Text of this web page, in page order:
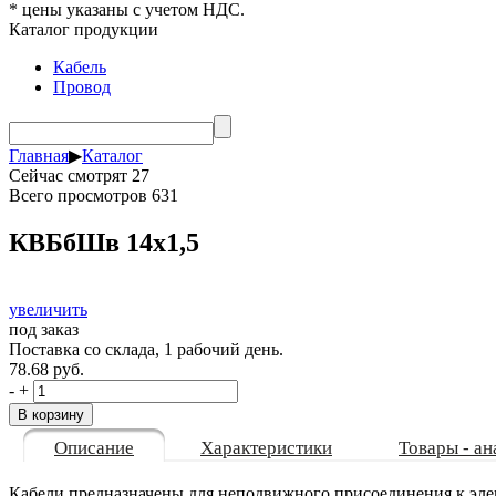
* цены указаны с учетом НДС.
Каталог продукции
Кабель
Провод
Главная▶Каталог
Сейчас смотрят 27
Всего просмотров 631
КВБбШв 14х1,5
увеличить
под заказ
Поставка со склада, 1 рабочий день.
78.68 руб.
- +
Описание Характеристики Товары -